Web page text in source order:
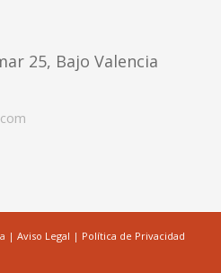
25, Bajo Valencia
| Aviso Legal | Política de Privacidad